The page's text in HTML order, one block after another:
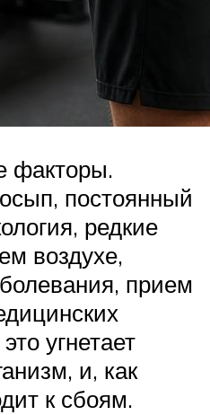
факторы.
постоянный
редкие
воздухе,
прием
угнетает
и, как
к сбоям.